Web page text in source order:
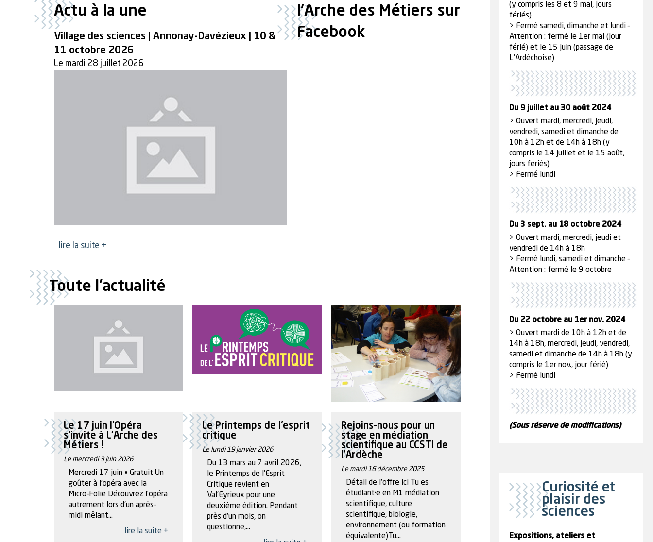
Actu à la une
Village des sciences | Annonay-Davézieux | 10 &
11 octobre 2026
Le mardi 28 juillet 2026
lire la suite +
l'Arche des Métiers sur
Facebook
Toute l'actualité
Le 17 juin l'Opéra
s'invite à L'Arche des
Métiers !
Le mercredi 3 juin 2026
Mercredi 17 juin • Gratuit Un
goûter à l’opéra avec la
Micro-Folie Découvrez l’opéra
autrement lors d’un après-
midi mêlant...
lire la suite +
Le Printemps de l'esprit
critique
Le lundi 19 janvier 2026
Du 13 mars au 7 avril 2026,
le Printemps de l’Esprit
Critique revient en
Val’Eyrieux pour une
deuxième édition. Pendant
près d’un mois, on
questionne,...
Rejoins-nous pour un
stage en médiation
scientifique au CCSTI de
l’Ardèche
Le mardi 16 décembre 2025
Détail de l’offre ici Tu es
étudiant·e en M1 médiation
scientifique, culture
scientifique, biologie,
environnement (ou formation
équivalente)Tu...
(y compris les 8 et 9 mai, jours
fériés)
> Fermé samedi, dimanche et lundi –
Attention : fermé le 1er mai (jour
férié) et le 15 juin (passage de
L’Ardéchoise)
Du 9 juillet au 30 août 2024
> Ouvert mardi, mercredi, jeudi,
vendredi, samedi et dimanche de
10h à 12h et de 14h à 18h (y
compris le 14 juillet et le 15 août,
jours fériés)
> Fermé lundi
Du 3 sept. au 18 octobre 2024
> Ouvert mardi, mercredi, jeudi et
vendredi de 14h à 18h
> Fermé lundi, samedi et dimanche –
Attention : fermé le 9 octobre
Du 22 octobre au 1er nov. 2024
> Ouvert mardi de 10h à 12h et de
14h à 18h, mercredi, jeudi, vendredi,
samedi et dimanche de 14h à 18h (y
compris le 1er nov., jour férié)
> Fermé lundi
(Sous réserve de modifications)
Curiosité et
plaisir des
sciences
Expositions, ateliers et